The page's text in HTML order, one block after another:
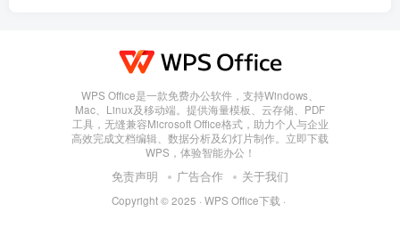
WPS Office是一款免费办公软件，支持Windows、
Mac、Linux及移动端。提供海量模板、云存储、PDF
工具，无缝兼容Microsoft Office格式，助力个人与企业
高效完成文档编辑、数据分析及幻灯片制作。立即下载
WPS，体验智能办公！
免责声明 广告合作 关于我们
Copyright © 2025 · WPS Office下载 ·